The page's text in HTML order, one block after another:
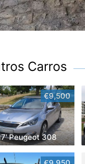
Carros
€9,500
Peugeot 308